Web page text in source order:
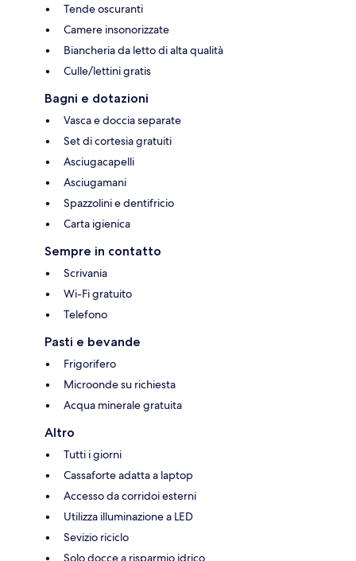
Tende oscuranti
Camere insonorizzate
Biancheria da letto di alta qualità
Culle/lettini gratis
Bagni e dotazioni
Vasca e doccia separate
Set di cortesia gratuiti
Asciugacapelli
Asciugamani
Spazzolini e dentifricio
Carta igienica
Sempre in contatto
Scrivania
Wi-Fi gratuito
Telefono
Pasti e bevande
Frigorifero
Microonde su richiesta
Acqua minerale gratuita
Altro
Tutti i giorni
Cassaforte adatta a laptop
Accesso da corridoi esterni
Utilizza illuminazione a LED
Sevizio riciclo
Solo docce a risparmio idrico